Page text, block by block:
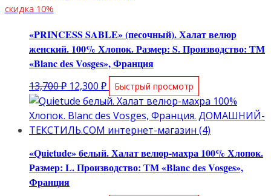
скидка 10%
«PRINCESS SABLE» (песочный). Халат велюр
женский. 100% Хлопок. Размер: S. Производство: ТМ
«Blanc des Vosges», Франция
13,700₽ Первоначальная
цена
составляла
13,700 ₽.
12,300 ₽Текущая
цена:
12,300 ₽.
Быстрый просмотр
«Quietude» белый. Халат велюр-махра 100% Хлопок.
Размер: L. Производство: ТМ «Blanc des Vosges»,
Франция